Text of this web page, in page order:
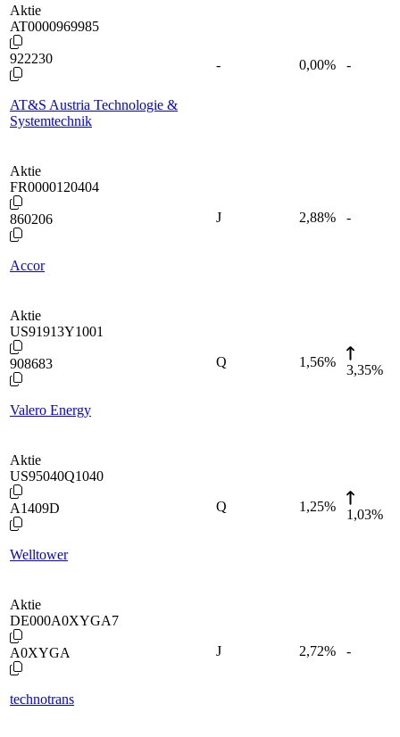
Aktie
AT0000969985
922230
AT&S Austria Technologie &
Systemtechnik
- 0,00% -
Aktie
FR0000120404
860206
Accor
J 2,88% -
Aktie
US91913Y1001
908683
Valero Energy
Q 1,56%
3,35%
Aktie
US95040Q1040
A1409D
Welltower
Q 1,25%
1,03%
Aktie
DE000A0XYGA7
A0XYGA
technotrans
J 2,72% -